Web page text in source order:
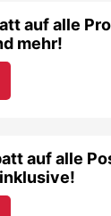
auf alle
mehr!
auf alle